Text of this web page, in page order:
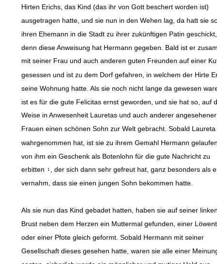
Hirten Erichs, das Kind (das ihr von Gott beschert worden ist)
ausgetragen hatte, und sie nun in den Wehen lag, da hatt sie
ihren Ehemann in die Stadt zu ihrer zukünftigen Patin geschickt,
denn diese Anweisung hat Hermann gegeben. Bald ist er
mit seiner Frau und auch anderen guten Freunden auf einer
gesessen und ist zu dem Dorf gefahren, in welchem der Hirte
seine Wohnung hatte. Als sie noch nicht lange da gewesen
ist es für die gute Felicitas ernst geworden, und sie hat so, auf
Weise in Anwesenheit Lauretas und auch anderer angesehener
Frauen einen schönen Sohn zur Welt gebracht. Sobald Laureta
wahrgenommen hat, ist sie zu ihrem Gemahl Hermann
von ihm ein Geschenk als Botenlohn für die gute Nachricht zu
erbitten
1 , der sich dann sehr gefreut hat, ganz besonders als
vernahm, dass sie einen jungen Sohn bekommen hatte.
Als sie nun das Kind gebadet hatten, haben sie auf seiner
Brust neben dem Herzen ein Muttermal gefunden, einer
oder einer Pfote gleich geformt. Sobald Hermann mit seiner
Gesellschaft dieses gesehen hatte, waren sie alle einer